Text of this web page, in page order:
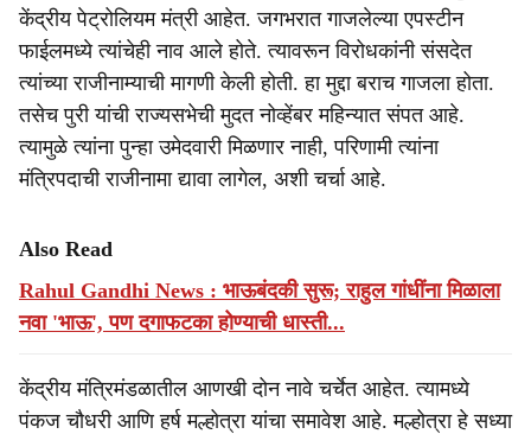
केंद्रीय पेट्रोलियम मंत्री आहेत. जगभरात गाजलेल्या एपस्टीन
फाईलमध्ये त्यांचेही नाव आले होते. त्यावरून विरोधकांनी संसदेत
त्यांच्या राजीनाम्याची मागणी केली होती. हा मुद्दा बराच गाजला होता.
तसेच पुरी यांची राज्यसभेची मुदत नोव्हेंबर महिन्यात संपत आहे.
त्यामुळे त्यांना पुन्हा उमेदवारी मिळणार नाही, परिणामी त्यांना
मंत्रि‍पदाची राजीनामा द्यावा लागेल, अशी चर्चा आहे.
Also Read
Rahul Gandhi News : भाऊबंदकी सुरू; राहुल गांधींना मिळाला
नवा 'भाऊ', पण दगाफटका होण्याची धास्ती...
केंद्रीय मंत्रिमंडळातील आणखी दोन नावे चर्चेत आहेत. त्यामध्ये
पंकज चौधरी आणि हर्ष मल्होत्रा यांचा समावेश आहे. मल्होत्रा हे सध्या